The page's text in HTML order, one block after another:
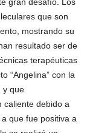
que son
mostrando su
resultado ser de
terapéuticas
“Angelina” con la
y que
caliente debido a
que fue positiva a